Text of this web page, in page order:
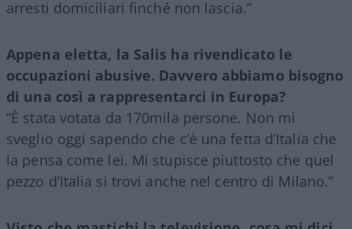
arresti domiciliari finché non lascia.”
Appena eletta, la Salis ha rivendicato le
occupazioni abusive. Davvero abbiamo bisogno
di una così a rappresentarci in Europa?
“È stata votata da 170mila persone. Non mi
sveglio oggi sapendo che c’è una fetta d’Italia che
la pensa come lei. Mi stupisce piuttosto che quel
pezzo d’Italia si trovi anche nel centro di Milano.”